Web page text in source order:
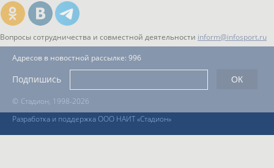
Вопросы сотрудничества и совместной деятельности inform@infosport.ru
© Стадион, 1998-2026
Разработка и поддержка ООО НАИТ «Стадион»
Адресов в новостной рассылке: 996
Подпишись